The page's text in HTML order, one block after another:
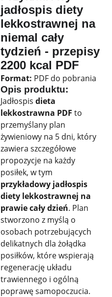
jadłospis diety
lekkostrawnej na
niemal cały
tydzień - przepisy
2200 kcal PDF
Format: PDF do pobrania
Opis produktu:
Jadłospis dieta
lekkostrawna PDF to
przemyślany plan
żywieniowy na 5 dni, który
zawiera szczegółowe
propozycje na każdy
posiłek, w tym
przykładowy jadłospis
diety lekkostrawnej na
prawie cały dzień. Plan
stworzono z myślą o
osobach potrzebujących
delikatnych dla żołądka
posiłków, które wspierają
regenerację układu
trawiennego i ogólną
poprawę samopoczucia.